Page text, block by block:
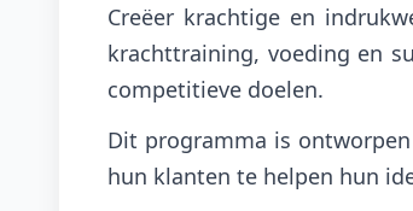
Creëer krachtige en
krachttraining, voeding en
competitieve doelen.
Dit programma is
hun klanten te helpen hun